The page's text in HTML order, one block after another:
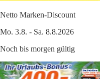
Netto Marken-Discount
Mo. 3.8. - Sa. 8.8.2026
Noch bis morgen gültig